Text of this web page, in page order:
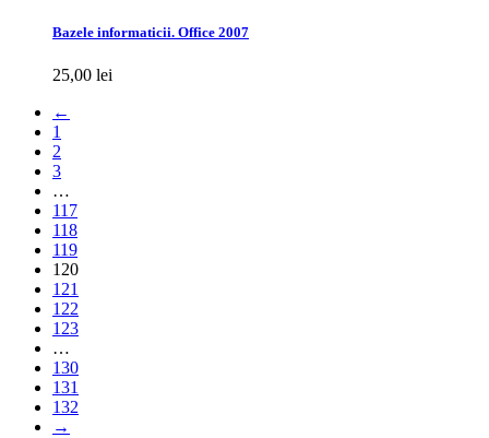
Bazele informaticii. Office 2007
25,00 lei
←
1
2
3
…
117
118
119
120
121
122
123
…
130
131
132
→